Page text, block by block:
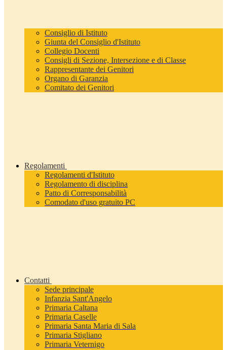
Consiglio di Istituto
Giunta del Consiglio d'Istituto
Collegio Docenti
Consigli di Sezione, Intersezione e di Classe
Rappresentante dei Genitori
Organo di Garanzia
Comitato dei Genitori
Regolamenti
Regolamenti d'Istituto
Regolamento di disciplina
Patto di Corresponsabilità
Comodato d'uso gratuito PC
Contatti
Sede principale
Infanzia Sant'Angelo
Primaria Caltana
Primaria Caselle
Primaria Santa Maria di Sala
Primaria Stigliano
Primaria Veternigo